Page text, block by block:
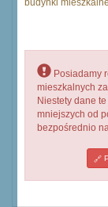
budynki
Posiadamy
mieszkalnych
Niestety dane
mniejszych od
bezpośrednio